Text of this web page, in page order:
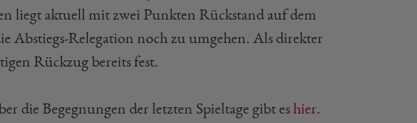
liegt aktuell mit zwei Punkten Rückstand auf dem
Abstiegs-Relegation noch zu umgehen. Als direkter
Rückzug bereits fest.
die Begegnungen der letzten Spieltage gibt es hier.